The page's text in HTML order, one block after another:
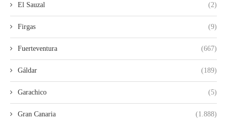
El Sauzal (2)
Firgas (9)
Fuerteventura (667)
Gáldar (189)
Garachico (5)
Gran Canaria (1.888)